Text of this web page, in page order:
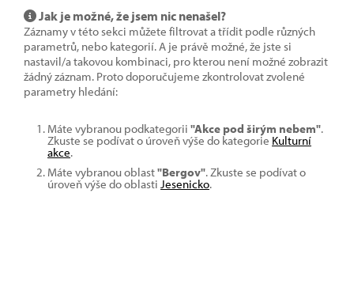
Jak je možné, že jsem nic nenašel?
Záznamy v této sekci můžete filtrovat a třídit podle různých
parametrů, nebo kategorií. A je právě možné, že jste si
nastavil/a takovou kombinaci, pro kterou není možné zobrazit
žádný záznam. Proto doporučujeme zkontrolovat zvolené
parametry hledání:
Máte vybranou podkategorii "Akce pod širým nebem".
Zkuste se podívat o úroveň výše do kategorie Kulturní
akce.
Máte vybranou oblast"Bergov". Zkuste se podívat o
úroveň výše do oblasti Jesenicko.